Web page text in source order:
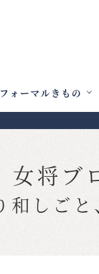
フォーマルきもの
女将ブ
和しご